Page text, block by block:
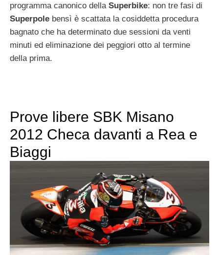
programma canonico della Superbike: non tre fasi di
Superpole bensì è scattata la cosiddetta procedura
bagnato che ha determinato due sessioni da venti
minuti ed eliminazione dei peggiori otto al termine
della prima.
Prove libere SBK Misano
2012 Checa davanti a Rea e
Biaggi